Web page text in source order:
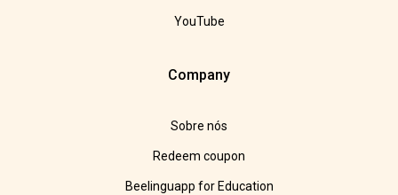
YouTube
Company
Sobre nós
Redeem coupon
Beelinguapp for Education